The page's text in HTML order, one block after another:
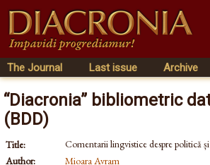
The Journal Last issue Archive
“Diacronia” bibliometric
(BDD)
Title:
Comentarii lingvistice despre politică
Author:
Mioara Avram